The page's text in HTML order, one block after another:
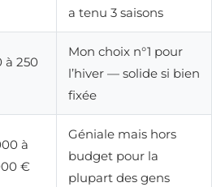
a tenu 3 saisons
à 250
Mon choix n°1 pour
l’hiver — solide si bien
fixée
à
€
Géniale mais hors
budget pour la
plupart des gens